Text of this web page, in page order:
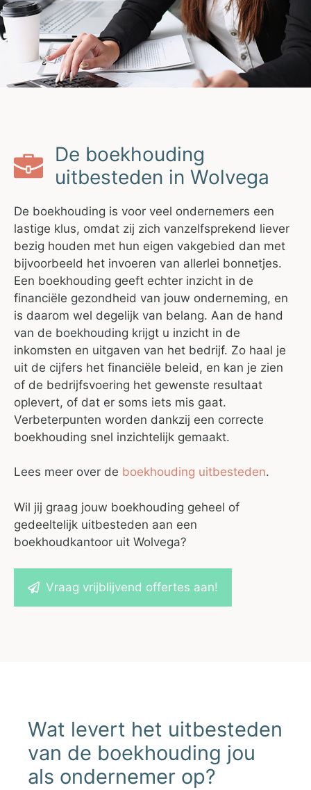
De boekhouding
uitbesteden in Wolvega
De boekhouding is voor veel ondernemers een
lastige klus, omdat zij zich vanzelfsprekend liever
bezig houden met hun eigen vakgebied dan met
bijvoorbeeld het invoeren van allerlei bonnetjes.
Een boekhouding geeft echter inzicht in de
financiële gezondheid van jouw onderneming, en
is daarom wel degelijk van belang. Aan de hand
van de boekhouding krijgt u inzicht in de
inkomsten en uitgaven van het bedrijf. Zo haal je
uit de cijfers het financiële beleid, en kan je zien
of de bedrijfsvoering het gewenste resultaat
oplevert, of dat er soms iets mis gaat.
Verbeterpunten worden dankzij een correcte
boekhouding snel inzichtelijk gemaakt.
Lees meer over de boekhouding uitbesteden.
Wil jij graag jouw boekhouding geheel of
gedeeltelijk uitbesteden aan een
boekhoudkantoor uit Wolvega?
Vraag vrijblijvend offertes aan!
Wat levert het uitbesteden
van de boekhouding jou
als ondernemer op?